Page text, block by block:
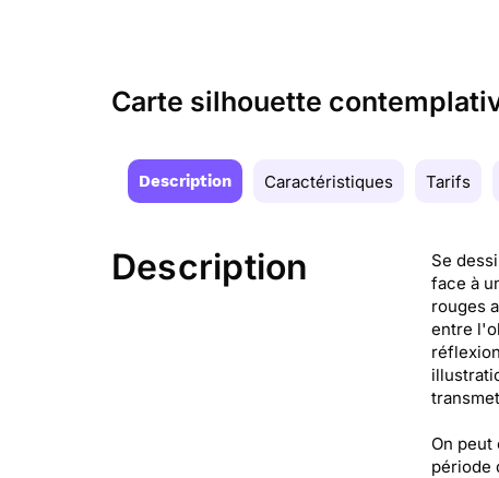
Carte silhouette
Description Caractéristiques Tarifs
Description
Se
face à
rouges
entre
On
période